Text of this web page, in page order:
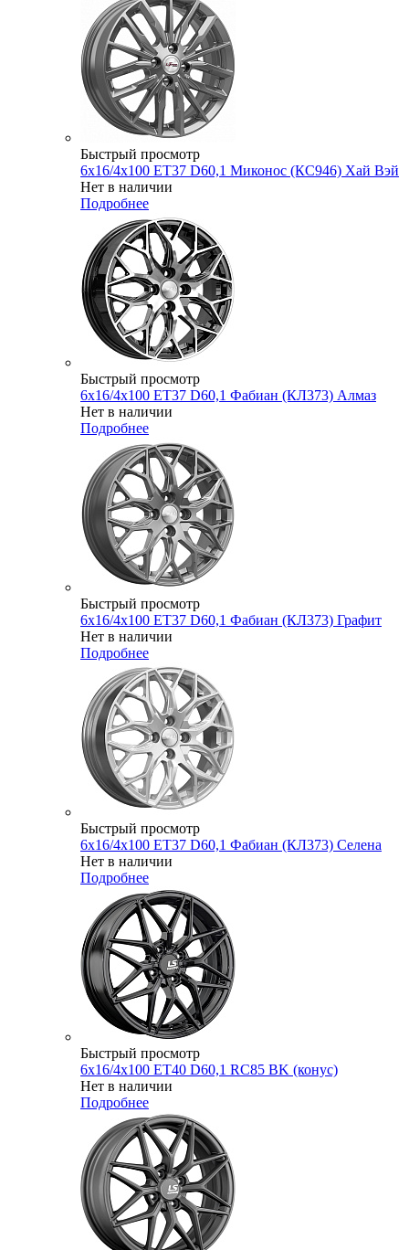
Быстрый просмотр
6x16/4x100 ET37 D60,1 Миконос (КС946) Хай Вэй
Нет в наличии
Подробнее
Быстрый просмотр
6x16/4x100 ET37 D60,1 Фабиан (КЛ373) Алмаз
Нет в наличии
Подробнее
Быстрый просмотр
6x16/4x100 ET37 D60,1 Фабиан (КЛ373) Графит
Нет в наличии
Подробнее
Быстрый просмотр
6x16/4x100 ET37 D60,1 Фабиан (КЛ373) Селена
Нет в наличии
Подробнее
Быстрый просмотр
6x16/4x100 ET40 D60,1 RC85 BK (конус)
Нет в наличии
Подробнее